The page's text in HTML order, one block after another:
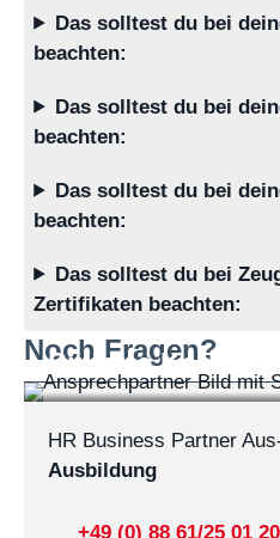
Das solltest du bei
beachten:
Das solltest du bei
beachten:
Das solltest du bei
beachten:
Das solltest du bei
Zertifikaten beachten:
Noch Fragen?
Simone Kees
HR Business Partner
Ausbildung
+49 (0) 88 61/25 01